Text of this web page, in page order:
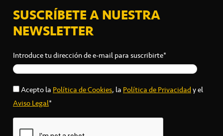
SUSCRÍBETE A NUESTRA
NEWSLETTER
Introduce tu dirección de e-mail para suscribirte*
Acepto laPolítica de Cookies, laPolítica de Privacidady el
Aviso Legal*